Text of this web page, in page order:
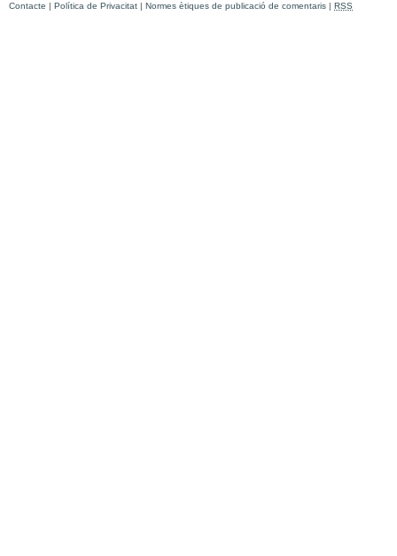
Contacte | Política de Privacitat | Normes ètiques de publicació de comentaris | RSS